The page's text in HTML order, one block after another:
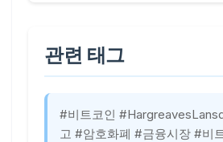
관련 태그
#비트코인
고 #암호화폐 #금융시장 #비